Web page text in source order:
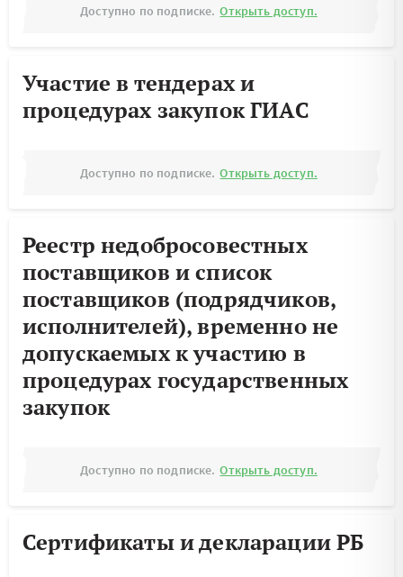
Доступно по подписке. Открыть доступ.
Участие в тендерах и
процедурах закупок ГИАС
Доступно по подписке. Открыть доступ.
Реестр недобросовестных
поставщиков и список
поставщиков (подрядчиков,
исполнителей), временно не
допускаемых к участию в
процедурах государственных
закупок
Доступно по подписке. Открыть доступ.
Сертификаты и декларации РБ